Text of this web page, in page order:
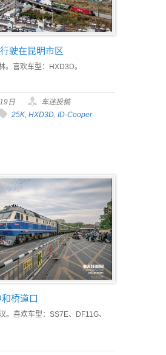
驶在昆明市区
。喜欢车型：HXD3D。
日
车迷投稿
25K HXD3D ID-Cooper
桥道口
。喜欢车型：SS7E、DF11G、